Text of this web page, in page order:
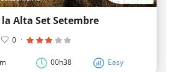
Alta Set Setembre
0 ·
00h38 Easy